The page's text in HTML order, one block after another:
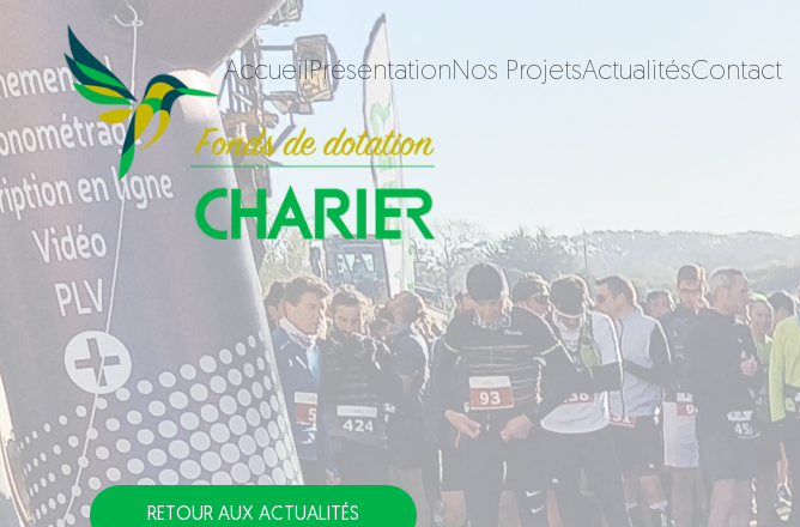
AccueilPrésentationNos ProjetsActualitésContact
RETOUR AUX ACTUALITÉS